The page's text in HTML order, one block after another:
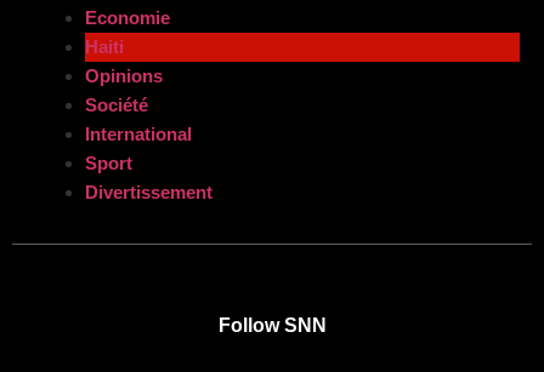
Economie
Haiti
Opinions
Société
International
Sport
Divertissement
Follow SNN